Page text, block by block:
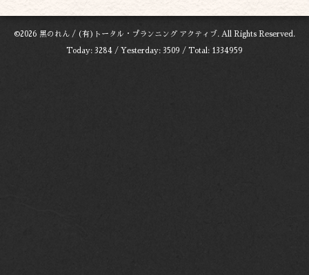
©2026 黒のれん / (有)トータル・プランニング アクティブ . All Rights Reserved.
Today: 3284 / Yesterday: 3509 / Total: 1334959